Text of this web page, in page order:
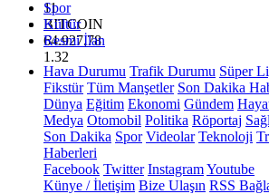
11
BITCOIN
64.927,78
1.32
Spor
Kültür
Resmi İlan
Hava Durumu Trafik Durumu Süper
Fikstür Tüm Manşetler Son Dakika
Dünya Eğitim Ekonomi Gündem
Medya Otomobil Politika Röportaj
Son Dakika Spor Videolar Teknoloji
Haberleri
Facebook Twitter InstagramYoutube
Künye / İletişim Bize Ulaşın RSS